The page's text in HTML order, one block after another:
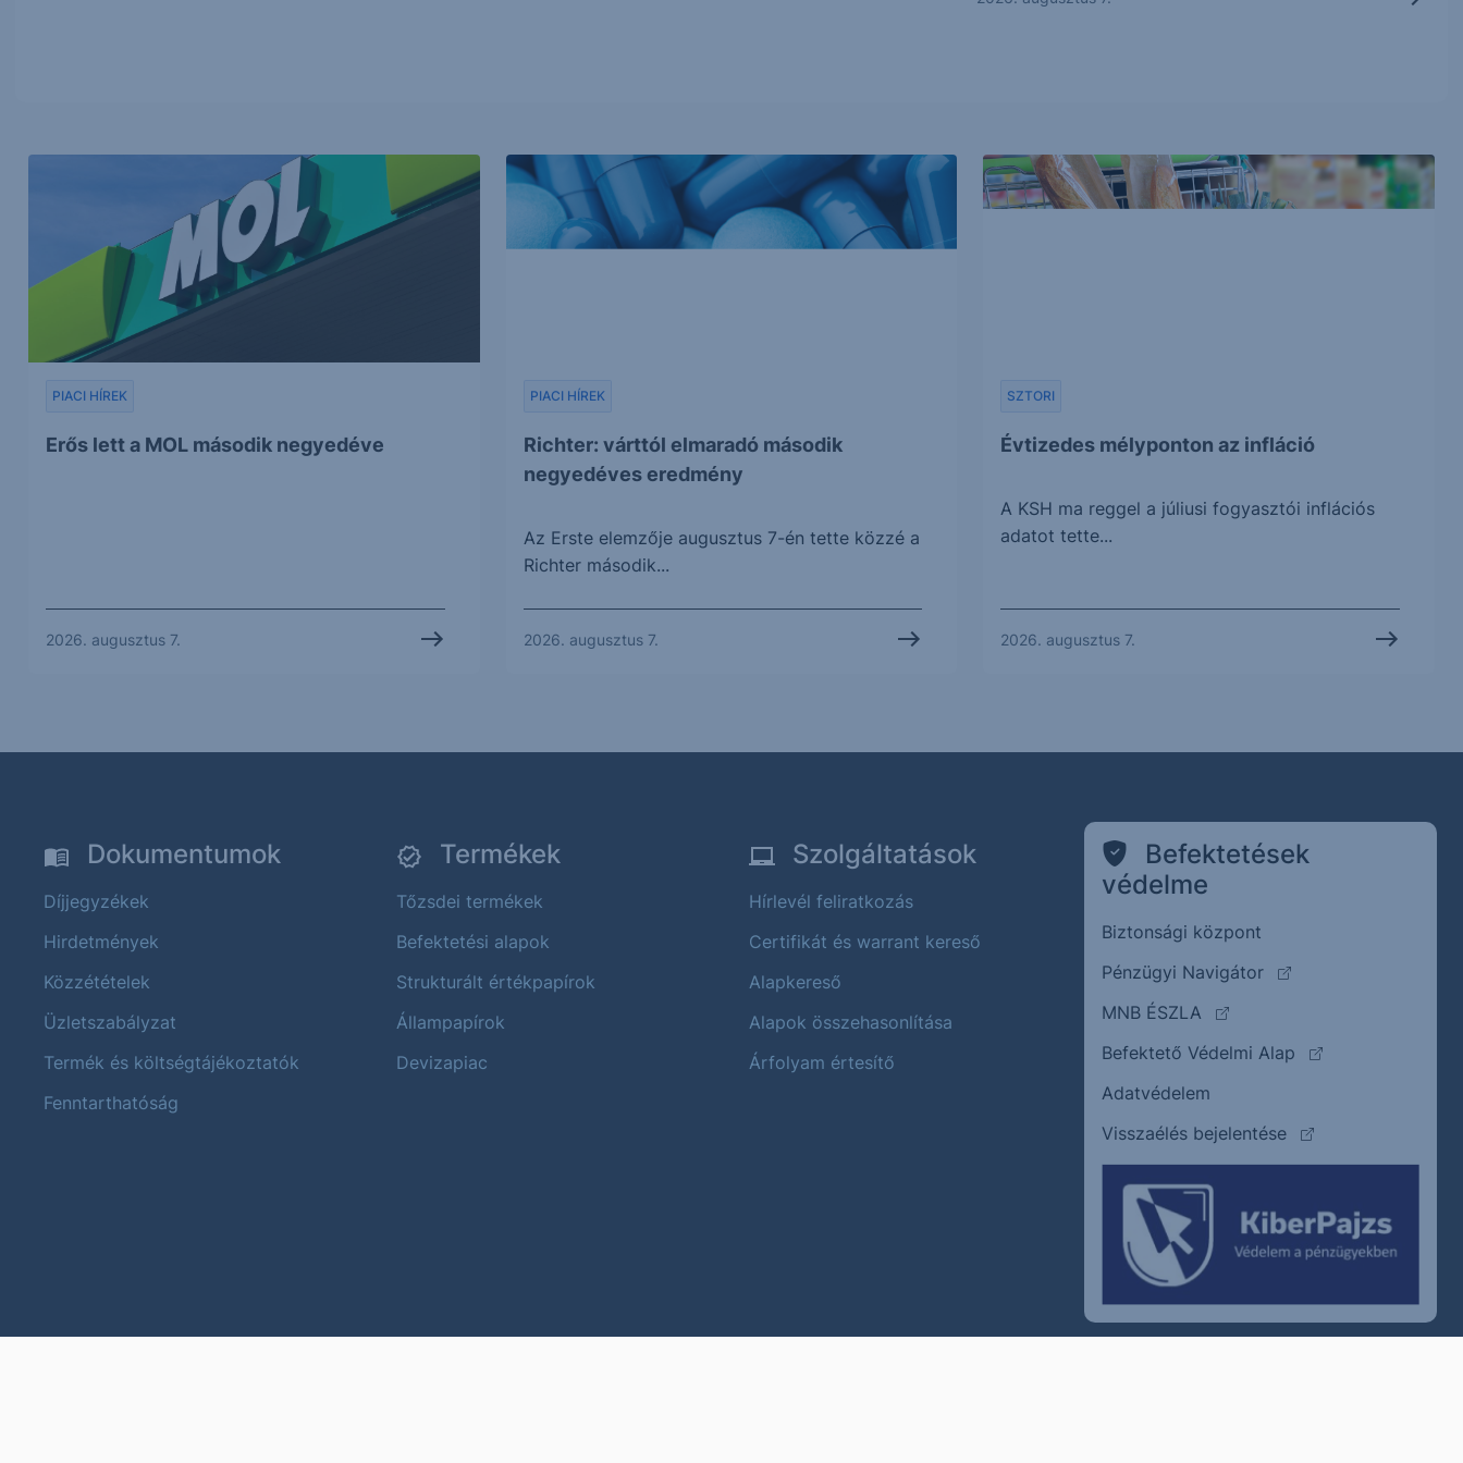
Erős lett a MOL második negyedéve
PIACI HÍREK
2026. augusztus 7.
Richter: várttól elmaradó második
negyedéves eredmény
PIACI HÍREK
Az Erste elemzője augusztus 7-én tette közzé a
Richter második...
2026. augusztus 7.
Évtizedes mélyponton az infláció
SZTORI
A KSH ma reggel a júliusi fogyasztói inflációs
adatot tette...
2026. augusztus 7.
Dokumentumok
Díjjegyzékek
Hirdetmények
Közzétételek
Üzletszabályzat
Termék és költségtájékoztatók
Fenntarthatóság
Termékek
Tőzsdei termékek
Befektetési alapok
Strukturált értékpapírok
Állampapírok
Devizapiac
Szolgáltatások
Hírlevél feliratkozás
Certifikát és warrant kereső
Alapkereső
Alapok összehasonlítása
Árfolyam értesítő
Befektetések
védelme
Biztonsági központ
Pénzügyi Navigátor
(külső oldalra ugrik)
MNB ÉSZLA
(külső oldalra ugrik)
Befektető Védelmi Alap
(külső oldalra
Adatvédelem
Visszaélés bejelentése
(külső oldalra ugrik)